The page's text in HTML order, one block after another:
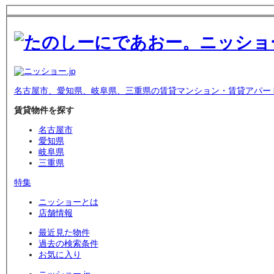
名古屋市、愛知県、岐阜県、三重県の賃貸マンション・賃貸アパー
賃貸物件を探す
名古屋市
愛知県
岐阜県
三重県
特集
ニッショーとは
店舗情報
最近見た物件
過去の検索条件
お気に入り